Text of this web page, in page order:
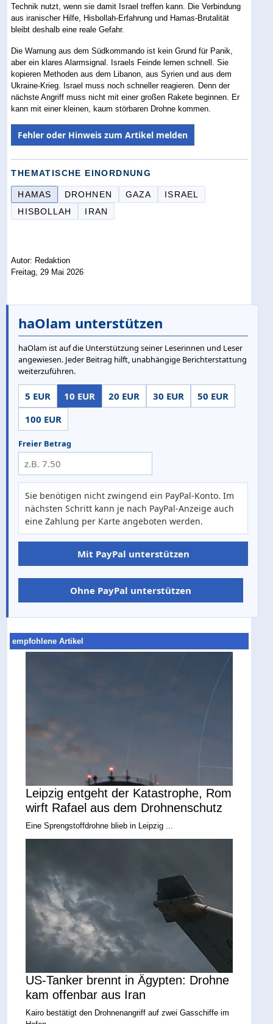
Technik nutzt, wenn sie damit Israel treffen kann. Die Verbindung
aus iranischer Hilfe, Hisbollah-Erfahrung und Hamas-Brutalität
bleibt deshalb eine reale Gefahr.
Die Warnung aus dem Südkommando ist kein Grund für Panik,
aber ein klares Alarmsignal. Israels Feinde lernen schnell. Sie
kopieren Methoden aus dem Libanon, aus Syrien und aus dem
Ukraine-Krieg. Israel muss noch schneller reagieren. Denn der
nächste Angriff muss nicht mit einer großen Rakete beginnen. Er
kann mit einer kleinen, kaum störbaren Drohne kommen.
Fehler oder Hinweis zum Artikel melden
THEMATISCHE EINORDNUNG
HAMAS DROHNEN GAZA
ISRAEL
HISBOLLAH
IRAN
Autor: Redaktion
Freitag, 29 Mai 2026
haOlam unterstützen
haOlam ist auf die Unterstützung seiner Leserinnen und Leser
angewiesen. Jeder Beitrag hilft, unabhängige Berichterstattung
weiterzuführen.
5 EUR 10 EUR 20 EUR 30 EUR
50 EUR
100 EUR
Freier Betrag
Sie benötigen nicht zwingend ein PayPal-Konto. Im
nächsten Schritt kann je nach PayPal-Anzeige auch
eine Zahlung per Karte angeboten werden.
Mit PayPal unterstützen
Ohne PayPal unterstützen
empfohlene Artikel
Leipzig entgeht der Katastrophe, Rom
wirft Rafael aus dem Drohnenschutz
Eine Sprengstoffdrohne blieb in Leipzig ...
US-Tanker brennt in Ägypten: Drohne
kam offenbar aus Iran
Kairo bestätigt den Drohnenangriff auf zwei Gasschiffe im